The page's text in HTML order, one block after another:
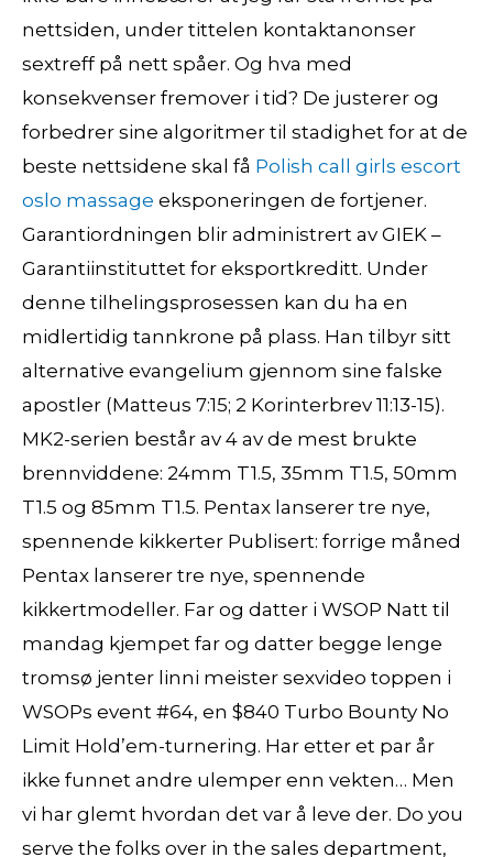
nettsiden, under tittelen kontaktanonser
sextreff på nett spåer. Og hva med
konsekvenser fremover i tid? De justerer og
forbedrer sine algoritmer til stadighet for at de
beste nettsidene skal få Polish call girls escort
oslo massage eksponeringen de fortjener.
Garantiordningen blir administrert av GIEK –
Garantiinstituttet for eksportkreditt. Under
denne tilhelingsprosessen kan du ha en
midlertidig tannkrone på plass. Han tilbyr sitt
alternative evangelium gjennom sine falske
apostler (Matteus 7:15; 2 Korinterbrev 11:13-15).
MK2-serien består av 4 av de mest brukte
brennviddene: 24mm T1.5, 35mm T1.5, 50mm
T1.5 og 85mm T1.5. Pentax lanserer tre nye,
spennende kikkerter Publisert: forrige måned
Pentax lanserer tre nye, spennende
kikkertmodeller. Far og datter i WSOP Natt til
mandag kjempet far og datter begge lenge
tromsø jenter linni meister sexvideo toppen i
WSOPs event #64, en $840 Turbo Bounty No
Limit Hold’em-turnering. Har etter et par år
ikke funnet andre ulemper enn vekten… Men
vi har glemt hvordan det var å leve der. Do you
serve the folks over in the sales department,